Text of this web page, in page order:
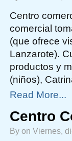
Centro
comercial
(que ofrece
Lanzarote).
productos y
(niños),
Read More...
Centro
By on Viernes,